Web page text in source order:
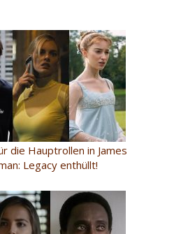
die Hauptrollen in James
Legacy enthüllt!